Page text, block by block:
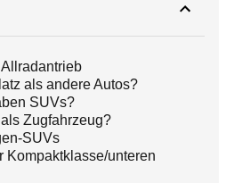
als andere Autos?
SUVs?
Zugfahrzeug?
SUVs
Kompaktklasse/unteren